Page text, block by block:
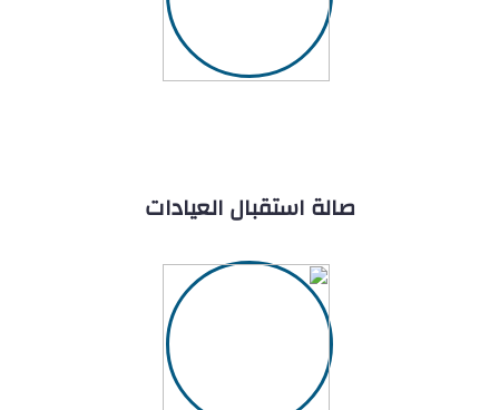
صالة استقبال العيادات